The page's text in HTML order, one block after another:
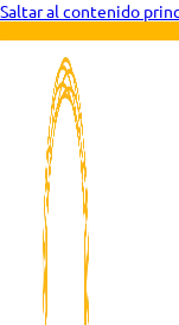
Saltar al contenido